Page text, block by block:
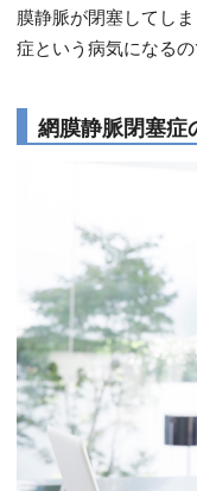
膜静脈が閉塞してし
症という病気になるの
網膜静脈閉塞症